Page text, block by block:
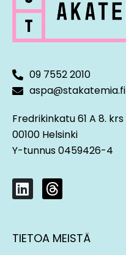
09 7552 2010
aspa@stakatemia.fi
Fredrikinkatu 61 A 8. krs
00100 Helsinki
Y-tunnus 0459426-4
L
i
k
e
T
h
e
a
TIETOA MEISTÄ